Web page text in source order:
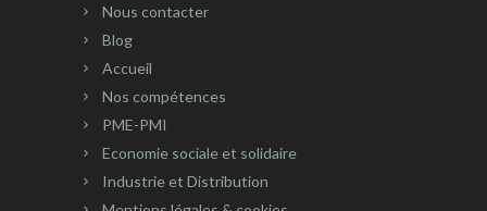
Nous contacter
Blog
Accueil
Nos compétences
PME-PMI
Economie sociale et solidaire
Industrie et Distribution